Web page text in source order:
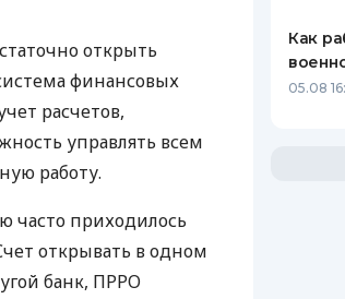
открыть
финансовых
расчетов,
управлять всем
работу.
часто приходилось
открывать в одном
банк, ПРРО
Как
05.08